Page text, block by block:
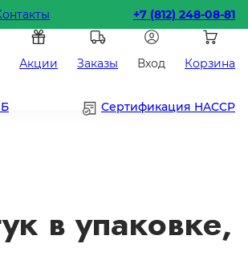
+7 (812) 248-08-81
Акции Заказы Вход Корзина
Сертификация HACCP
в упаковке,